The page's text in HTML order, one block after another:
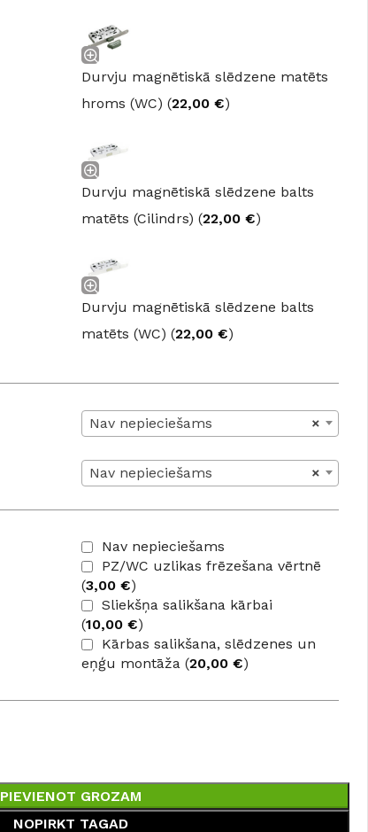
Durvju magnētiskā slēdzene matēts
hroms (WC) (22,00 €)
Durvju magnētiskā slēdzene balts
matēts (Cilindrs) (22,00 €)
Durvju magnētiskā slēdzene balts
matēts (WC) (22,00 €)
×
Nav nepieciešams
×
Nav nepieciešams
Nav nepieciešams
PZ/WC uzlikas frēzešana vērtnē
(3,00 €)
Sliekšņa salikšana kārbai
(10,00 €)
Kārbas salikšana, slēdzenes un
eņģu montāža (20,00 €)
PIEVIENOT GROZAM
NOPIRKT TAGAD